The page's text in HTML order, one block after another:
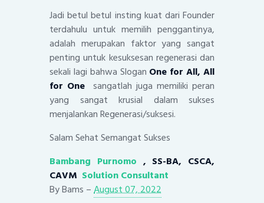
Jadi betul betul insting kuat dari Founder
terdahulu untuk memilih penggantinya,
adalah merupakan faktor yang sangat
penting untuk kesuksesan regenerasi dan
sekali lagi bahwa Slogan One for All, All
for One sangatlah juga memiliki peran
yang sangat krusial dalam sukses
menjalankan Regenerasi/suksesi.
Salam Sehat Semangat Sukses
Bambang Purnomo , SS-BA, CSCA,
CAVM Solution Consultant
ByBams –August 07, 2022